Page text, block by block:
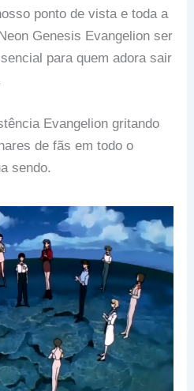
ponto de vista e toda a
Genesis Evangelion ser
para quem adora sair
Evangelion gritando
de fãs em todo o
sendo.